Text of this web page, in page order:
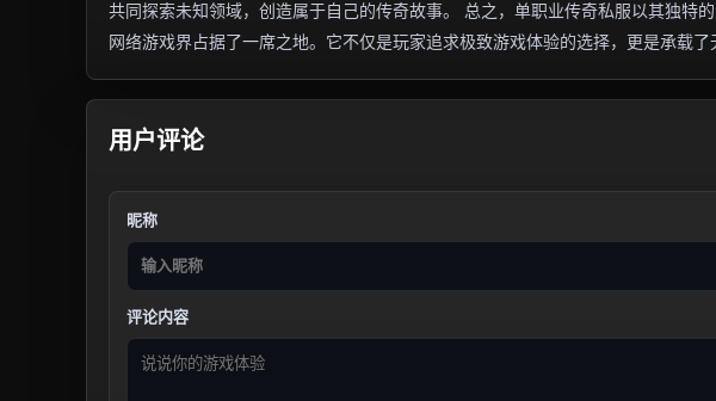
共同探索未知领域，创造属于自己的传奇故事。 总之，单职业传奇私服以其独特
网络游戏界占据了一席之地。它不仅是玩家追求极致游戏体验的选择，更是承载了
用户评论
昵称
评论内容